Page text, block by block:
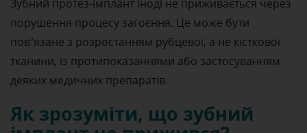
Зубний протез-імплант іноді не приживається через
порушення процесу загоєння. Це може бути
пов’язане з розростанням рубцевої, а не кісткової
тканини, із протипоказаннями або застосуванням
деяких медичних препаратів.
Як зрозуміти, що зубний